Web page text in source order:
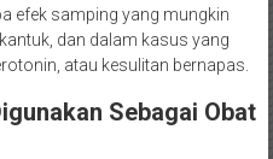
efek samping yang mungkin
dan dalam kasus yang
atau kesulitan bernapas.
Sebagai Obat